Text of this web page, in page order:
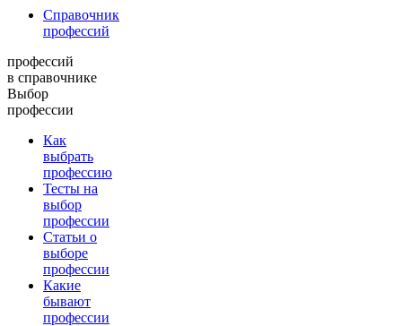
Справочник
профессий
профессий
в справочнике
Выбор
профессии
Как
выбрать
профессию
Тесты на
выбор
профессии
Статьи о
выборе
профессии
Какие
бывают
профессии